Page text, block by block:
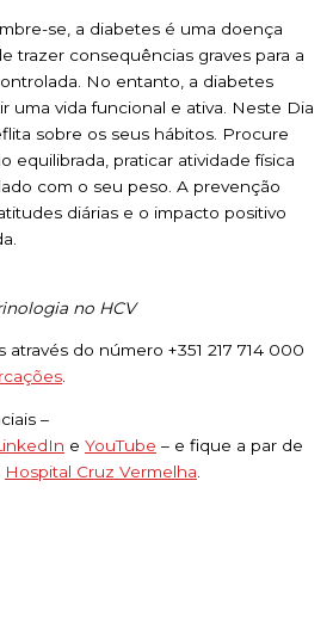
se, a diabetes é uma doença
trazer consequências graves para a
No entanto, a diabetes
uma vida funcional e ativa. Neste Dia
sobre os seus hábitos. Procure
equilibrada, praticar atividade física
com o seu peso. A prevenção
diárias e o impacto positivo
no HCV
através do número +351 217 714 000
.
–
e YouTube – e fique a par de
Hospital Cruz Vermelha